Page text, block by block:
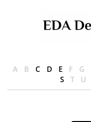
A B C D E F G
S
T U